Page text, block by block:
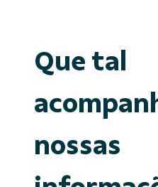
Que tal
nossas